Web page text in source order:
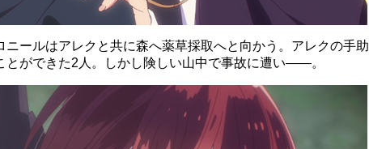
ニールはアレクと共に森へ薬草採取へと向かう。アレクの手助
とができた2人。しかし険しい山中で事故に遭い――。